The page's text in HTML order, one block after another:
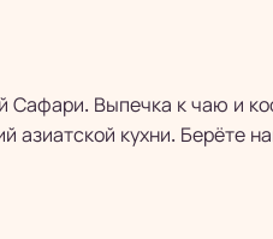
Сафари. Выпечка к чаю и
азиатской кухни. Берёте